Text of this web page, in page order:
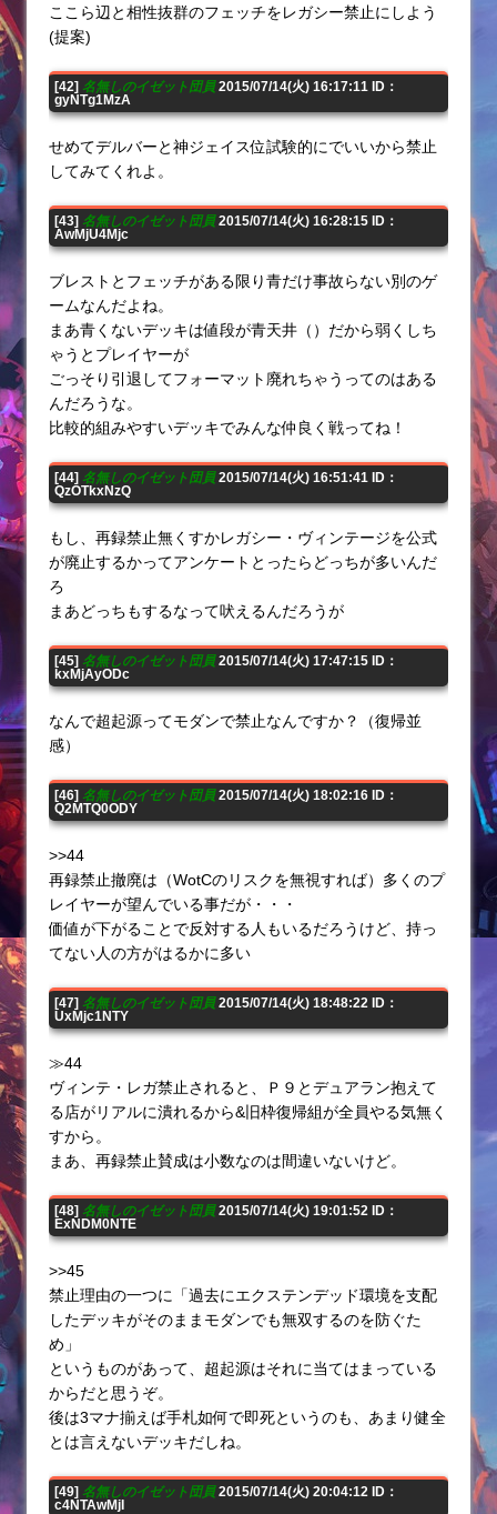
ここら辺と相性抜群のフェッチをレガシー禁止にしよう
(提案)
[42] 名無しのイゼット団員2015/07/14(火) 16:17:11 ID：
gyNTg1MzA
せめてデルバーと神ジェイス位試験的にでいいから禁止
してみてくれよ。
[43] 名無しのイゼット団員2015/07/14(火) 16:28:15 ID：
AwMjU4Mjc
ブレストとフェッチがある限り青だけ事故らない別のゲ
ームなんだよね。
まあ青くないデッキは値段が青天井（）だから弱くしち
ゃうとプレイヤーが
ごっそり引退してフォーマット廃れちゃうってのはある
んだろうな。
比較的組みやすいデッキでみんな仲良く戦ってね！
[44] 名無しのイゼット団員2015/07/14(火) 16:51:41 ID：
QzOTkxNzQ
もし、再録禁止無くすかレガシー・ヴィンテージを公式
が廃止するかってアンケートとったらどっちが多いんだ
ろ
まあどっちもするなって吠えるんだろうが
[45] 名無しのイゼット団員2015/07/14(火) 17:47:15 ID：
kxMjAyODc
なんで超起源ってモダンで禁止なんですか？（復帰並
感）
[46] 名無しのイゼット団員2015/07/14(火) 18:02:16 ID：
Q2MTQ0ODY
>>44
再録禁止撤廃は（WotCのリスクを無視すれば）多くのプ
レイヤーが望んでいる事だが・・・
価値が下がることで反対する人もいるだろうけど、持っ
てない人の方がはるかに多い
[47] 名無しのイゼット団員2015/07/14(火) 18:48:22 ID：
UxMjc1NTY
≫44
ヴィンテ・レガ禁止されると、Ｐ９とデュアラン抱えて
る店がリアルに潰れるから&旧枠復帰組が全員やる気無く
すから。
まあ、再録禁止賛成は小数なのは間違いないけど。
[48] 名無しのイゼット団員2015/07/14(火) 19:01:52 ID：
ExNDM0NTE
>>45
禁止理由の一つに「過去にエクステンデッド環境を支配
したデッキがそのままモダンでも無双するのを防ぐた
め」
というものがあって、超起源はそれに当てはまっている
からだと思うぞ。
後は3マナ揃えば手札如何で即死というのも、あまり健全
とは言えないデッキだしね。
[49] 名無しのイゼット団員2015/07/14(火) 20:04:12 ID：
c4NTAwMjI